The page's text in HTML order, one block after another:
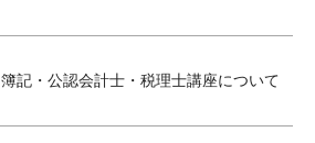
簿記・公認会計士・税理士講座について